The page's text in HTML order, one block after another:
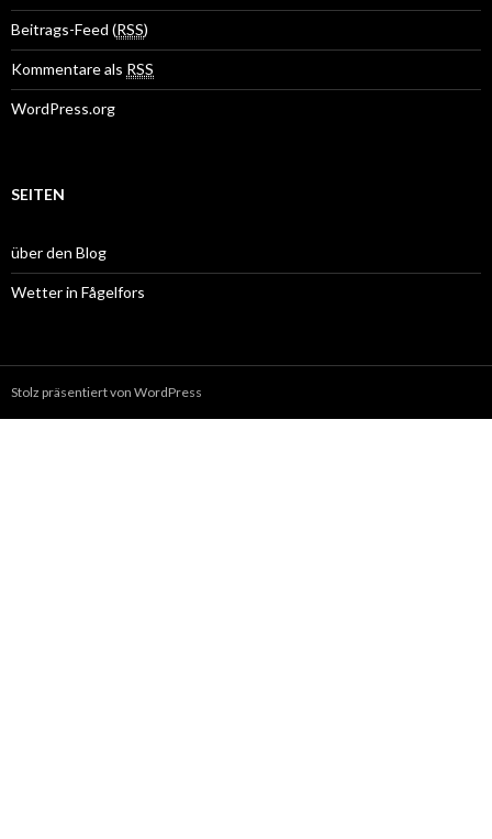
Beitrags-Feed (RSS)
Kommentare als RSS
WordPress.org
SEITEN
über den Blog
Wetter in Fågelfors
Stolz präsentiert von WordPress